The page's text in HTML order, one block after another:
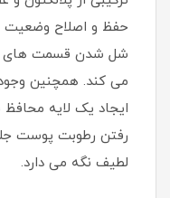
حفظ و اصلاح وضعیت
شل شدن قسمت های
می کند. همچنین
ایجاد یک لایه
رفتن رطوبت پوست
لطیف نگه می دارد.